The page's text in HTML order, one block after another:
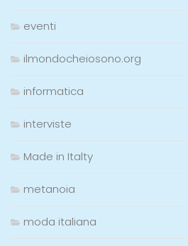
eventi
ilmondocheiosono.org
informatica
interviste
Made in Italty
metanoia
moda italiana